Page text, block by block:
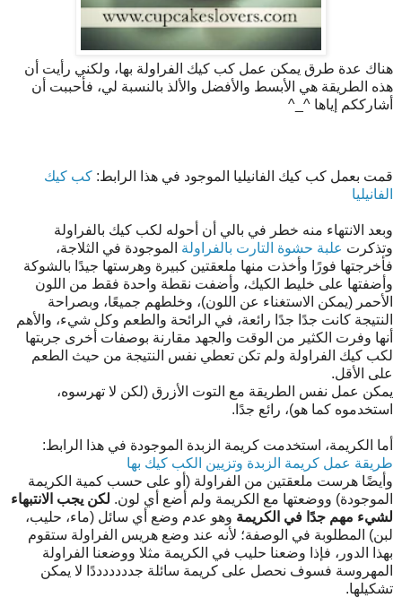
هناك عدة طرق يمكن عمل كب كيك الفراولة بها، ولكني رأيت أن
هذه الطريقة هي الأبسط والأفضل والألذ بالنسبة لي، فأحببت أن
أشارككم إياها ^_^
قمت بعمل كب كيك الفانيليا الموجود في هذا الرابط: كب كيك
الفانيليا
وبعد الانتهاء منه خطر في بالي أن أحوله لكب كيك بالفراولة
وتذكرت علبة حشوة التارت بالفراولة الموجودة في الثلاجة،
فأخرجتها فورًا وأخذت منها ملعقتين كبيرة وهرستها جيدًا بالشوكة
وأضفتها على خليط الكيك، وأضفت نقطة واحدة فقط من اللون
الأحمر (يمكن الاستغناء عن اللون)، وخلطهم جميعًا، وبصراحة
النتيجة كانت جدًا جدًا رائعة، في الرائحة والطعم وكل شيء، والأهم
أنها وفرت الكثير من الوقت والجهد مقارنة بوصفات أخرى جربتها
لكب كيك الفراولة ولم تكن تعطي نفس النتيجة من حيث الطعم
على الأقل.
يمكن عمل نفس الطريقة مع التوت الأزرق (لكن لا تهرسوه،
استخدموه كما هو)، رائع جدًا.
أما الكريمة، استخدمت كريمة الزبدة الموجودة في هذا الرابط:
طريقة عمل كريمة الزبدة وتزيين الكب كيك بها
وأيضًا هرست ملعقتين من الفراولة (أو على حسب كمية الكريمة
الموجودة) ووضعتها مع الكريمة ولم أضع أي لون. لكن يجب الانتبهاء
لشيء مهم جدًا في الكريمة وهو عدم وضع أي سائل (ماء، حليب،
لبن) المطلوبة في الوصفة؛ لأنه عند وضع هريس الفراولة ستقوم
بهذا الدور، فإذا وضعنا حليب في الكريمة مثلا ووضعنا الفراولة
المهروسة فسوف نحصل على كريمة سائلة جدددددددًا لا يمكن
تشكيلها.